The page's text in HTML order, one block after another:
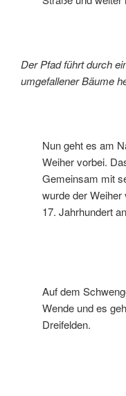
Der Pfad führt durch
umgefallener Bäume
Nun geht es am
Weiher vorbei.
Gemeinsam mit
wurde der
17. Jahrhundert
Auf dem
Wende und es
Dreifelden.